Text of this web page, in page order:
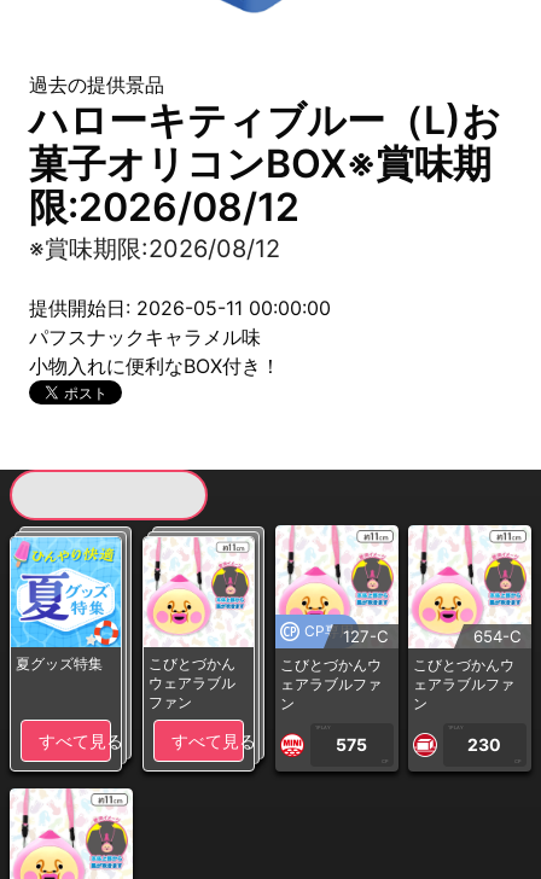
過去の提供景品
ハローキティブルー（L)お
菓子オリコンBOX※賞味期
限:2026/08/12
※賞味期限:2026/08/12
提供開始日: 2026-05-11 00:00:00
パフスナックキャラメル味
小物入れに便利なBOX付き！
夏グッズ特集
すべて見る
こびとづかん
ウェアラブル
ファン
すべて見る
CP専用127-C
こびとづかんウ
ェアラブルファ
ン
1PLAY
575
CP
654-C
こびとづかんウ
ェアラブルファ
ン
1PLAY
230
CP